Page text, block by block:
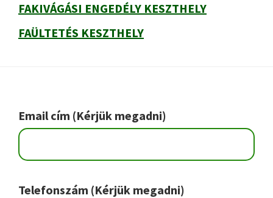
FAKIVÁGÁSI ENGEDÉLY KESZTHELY
FAÜLTETÉS KESZTHELY
Footer
Email cím (Kérjük megadni)
Telefonszám (Kérjük megadni)